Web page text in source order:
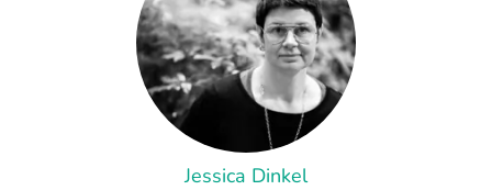
Jessica Dinkel